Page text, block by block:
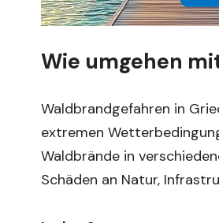
Wie umgehen
Waldbrandgefahren in
extremen
Waldbrände in
Schäden an Natur,